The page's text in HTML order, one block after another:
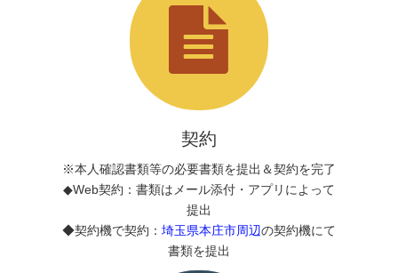
契約
※本人確認書類等の必要書類を提出＆契約を完了
◆Web契約：書類はメール添付・アプリによって
提出
◆契約機で契約： 埼玉県本庄市周辺の契約機にて
書類を提出